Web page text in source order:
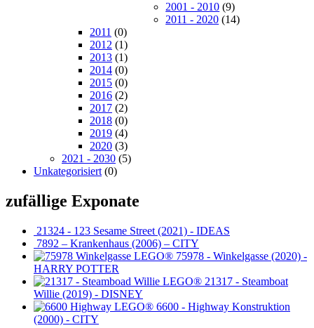
2001 - 2010 (9)
2011 - 2020 (14)
2011 (0)
2012 (1)
2013 (1)
2014 (0)
2015 (0)
2016 (2)
2017 (2)
2018 (0)
2019 (4)
2020 (3)
2021 - 2030 (5)
Unkategorisiert (0)
zufällige Exponate
21324 - 123 Sesame Street (2021) - IDEAS
7892 – Krankenhaus (2006) – CITY
75978 - Winkelgasse (2020) -
HARRY POTTER
21317 - Steamboat
Willie (2019) - DISNEY
6600 - Highway Konstruktion
(2000) - CITY